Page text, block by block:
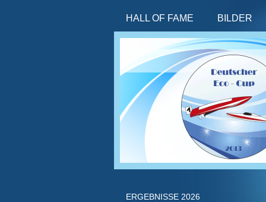
HALL OF FAME BILDER
ERGEBNISSE 2026